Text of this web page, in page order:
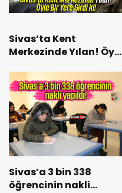
Sivas’ta Kent
Merkezinde Yılan! Öyle
Sivas’a 3 bin 338
öğrencinin nakli